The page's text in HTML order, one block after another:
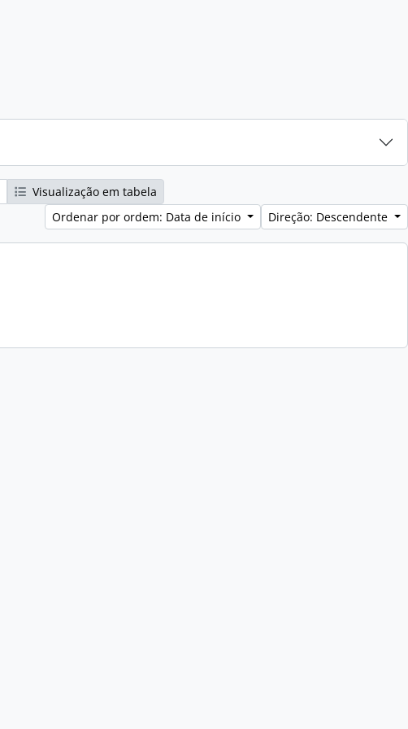
Visualização em tabela
Ordenar por ordem: Data de início
Direção: Descendente